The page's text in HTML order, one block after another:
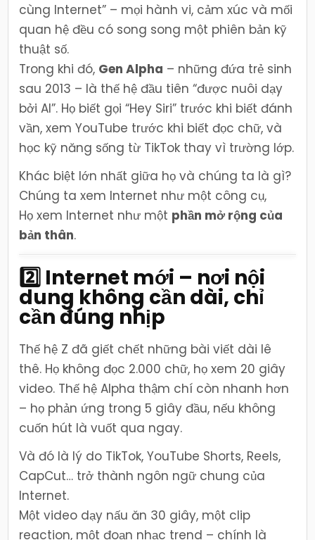
cùng Internet” – mọi hành vi, cảm xúc và mối
quan hệ đều có song song một phiên bản kỹ
thuật số.
Trong khi đó, Gen Alpha – những đứa trẻ sinh
sau 2013 – là thế hệ đầu tiên “được nuôi dạy
bởi AI”. Họ biết gọi “Hey Siri” trước khi biết đánh
vần, xem YouTube trước khi biết đọc chữ, và
học kỹ năng sống từ TikTok thay vì trường lớp.
Khác biệt lớn nhất giữa họ và chúng ta là gì?
Chúng ta xem Internet như một công cụ,
Họ xem Internet như một phần mở rộng của
bản thân.
2️⃣ Internet mới – nơi nội
dung không cần dài, chỉ
cần đúng nhịp
Thế hệ Z đã giết chết những bài viết dài lê
thê. Họ không đọc 2.000 chữ, họ xem 20 giây
video. Thế hệ Alpha thậm chí còn nhanh hơn
– họ phản ứng trong 5 giây đầu, nếu không
cuốn hút là vuốt qua ngay.
Và đó là lý do TikTok, YouTube Shorts, Reels,
CapCut… trở thành ngôn ngữ chung của
Internet.
Một video dạy nấu ăn 30 giây, một clip
reaction, một đoạn nhạc trend – chính là